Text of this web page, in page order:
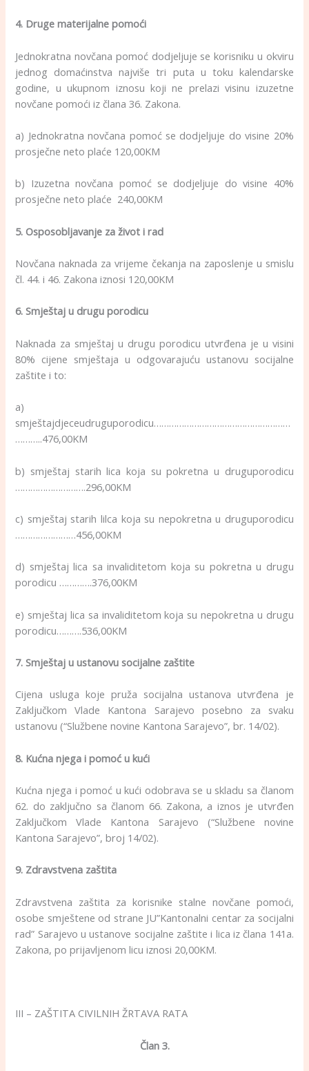
4. Druge materijalne pomoći
Jednokratna novčana pomoć dodjeljuje se korisniku u okviru
jednog domaćinstva najviše tri puta u toku kalendarske
godine, u ukupnom iznosu koji ne prelazi visinu izuzetne
novčane pomoći iz člana 36. Zakona.
a) Jednokratna novčana pomoć se dodjeljuje do visine 20%
prosječne neto plaće 120,00KM
b) Izuzetna novčana pomoć se dodjeljuje do visine 40%
prosječne neto plaće 240,00KM
5. Osposobljavanje za život i rad
Novčana naknada za vrijeme čekanja na zaposlenje u smislu
čl. 44. i 46. Zakona iznosi 120,00KM
6. Smještaj u drugu porodicu
Naknada za smještaj u drugu porodicu utvrđena je u visini
80% cijene smještaja u odgovarajuću ustanovu socijalne
zaštite i to:
a)
smještajdjeceudruguporodicu………………………………………………
………..476,00KM
b) smještaj starih lica koja su pokretna u druguporodicu
……………………….296,00KM
c) smještaj starih lilca koja su nepokretna u druguporodicu
……………………456,00KM
d) smještaj lica sa invaliditetom koja su pokretna u drugu
porodicu ………….376,00KM
e) smještaj lica sa invaliditetom koja su nepokretna u drugu
porodicu……….536,00KM
7. Smještaj u ustanovu socijalne zaštite
Cijena usluga koje pruža socijalna ustanova utvrđena je
Zaključkom Vlade Kantona Sarajevo posebno za svaku
ustanovu (“Službene novine Kantona Sarajevo”, br. 14/02).
8. Kućna njega i pomoć u kući
Kućna njega i pomoć u kući odobrava se u skladu sa članom
62. do zaključno sa članom 66. Zakona, a iznos je utvrđen
Zaključkom Vlade Kantona Sarajevo (“Službene novine
Kantona Sarajevo”, broj 14/02).
9. Zdravstvena zaštita
Zdravstvena zaštita za korisnike stalne novčane pomoći,
osobe smještene od strane JU”Kantonalni centar za socijalni
rad” Sarajevo u ustanove socijalne zaštite i lica iz člana 141a.
Zakona, po prijavljenom licu iznosi 20,00KM.
III – ZAŠTITA CIVILNIH ŽRTAVA RATA
Član 3.